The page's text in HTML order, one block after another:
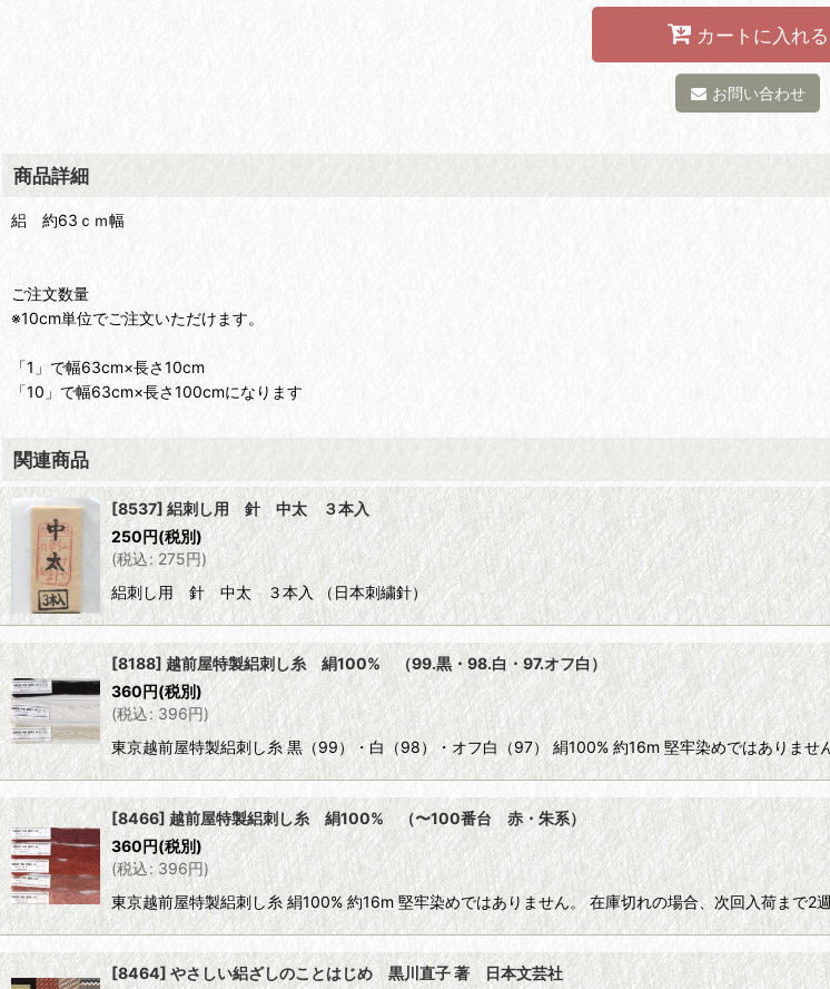
カートに入れる
お問い合わせ
商品詳細
絽 約63ｃｍ幅
ご注文数量
※10cm単位でご注文いただけます。
「1」で幅63cm×長さ10cm
「10」で幅63cm×長さ100cmになります
関連商品
[8537] 絽刺し用 針 中太 ３本入
250円(税別)
(税込: 275円)
絽刺し用 針 中太 ３本入 （日本刺繍針）
[8188] 越前屋特製絽刺し糸 絹100% （99.黒・98.白・97.オフ白）
360円(税別)
(税込: 396円)
東京越前屋特製絽刺し糸 黒（99）・白（98）・オフ白（97） 絹100% 約16m 堅牢染めではありま
[8466] 越前屋特製絽刺し糸 絹100% （〜100番台 赤・朱系）
360円(税別)
(税込: 396円)
東京越前屋特製絽刺し糸 絹100% 約16m 堅牢染めではありません。 在庫切れの場合、次回入荷ま
[8464] やさしい絽ざしのことはじめ 黒川直子 著 日本文芸社